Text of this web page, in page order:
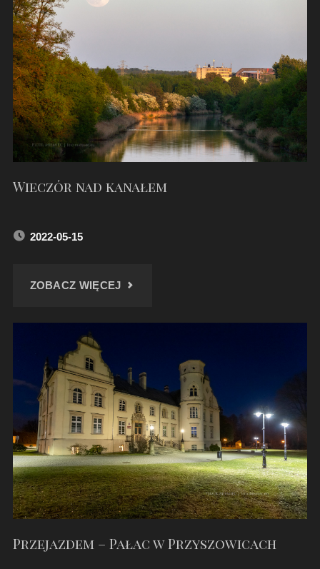
Wieczór nad kanałem
2022-05-15
ZOBACZ WIĘCEJ"WIECZÓR
NAD
Przejazdem – Pałac w Przyszowicach